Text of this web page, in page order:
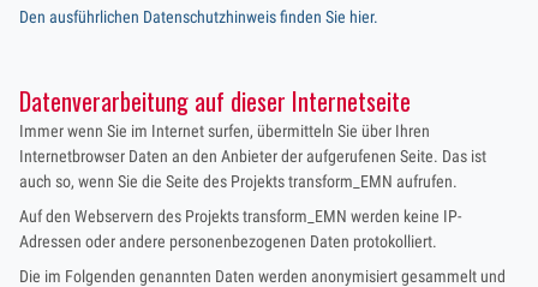
Den ausführlichen Datenschutzhinweis finden Sie hier.
Datenverarbeitung auf dieser Internetseite
Immer wenn Sie im Internet surfen, übermitteln Sie über Ihren
Internetbrowser Daten an den Anbieter der aufgerufenen Seite. Das ist
auch so, wenn Sie die Seite des Projekts transform_EMN aufrufen.
Auf den Webservern des Projekts transform_EMN werden keine IP-
Adressen oder andere personenbezogenen Daten protokolliert.
Die im Folgenden genannten Daten werden anonymisiert gesammelt und